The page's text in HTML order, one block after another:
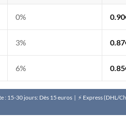
0% 0.90
3% 0.87
6% 0.85
: 15-30 jours: Dès 15 euros | ⚡ Express (DHL/